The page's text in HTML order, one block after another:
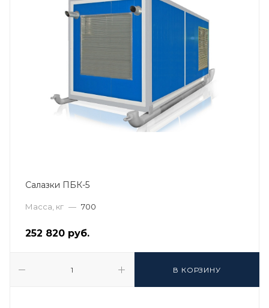
Салазки ПБК-5
Масса, кг — 700
252 820 руб.
В КОРЗИНУ